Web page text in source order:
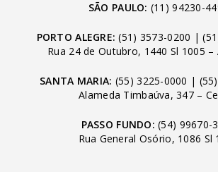
SÃO PAULO: (11) 94230-
PORTO ALEGRE: (51) 3573-0200 |
Rua 24 de Outubro, 1440 Sl 1005 –
SANTA MARIA: (55) 3225-0000 |
Alameda Timbaúva, 347 –
PASSO FUNDO: (54) 99670-
Rua General Osório, 1086 Sl